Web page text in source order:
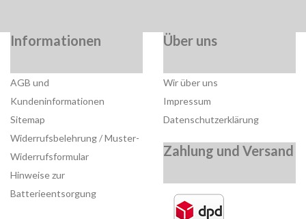
Informationen
AGB und
Kundeninformationen
Sitemap
Widerrufsbelehrung / Muster-
Widerrufsformular
Hinweise zur
Batterieentsorgung
Über uns
Wir über uns
Impressum
Datenschutzerklärung
Zahlung und Versand